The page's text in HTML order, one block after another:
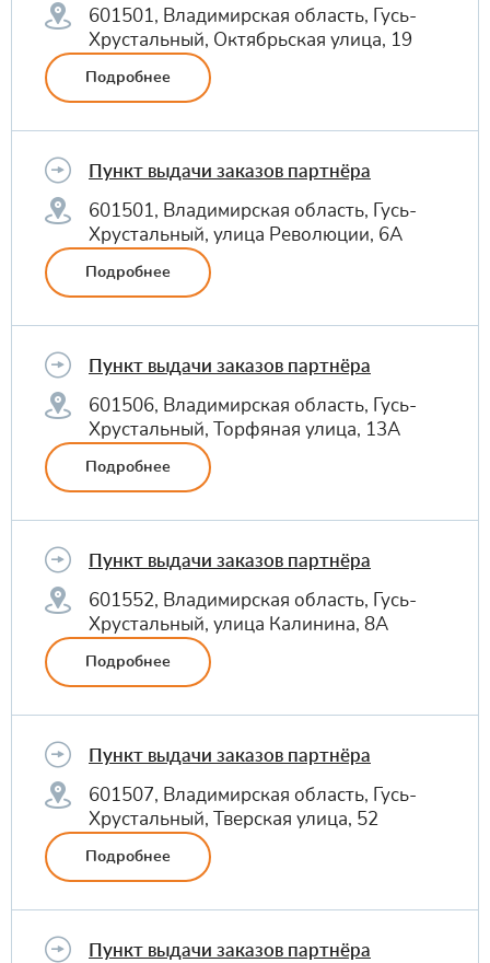
601501, Владимирская область, Гусь-
Хрустальный, Октябрьская улица, 19
Подробнее
Пункт выдачи заказов партнёра
601501, Владимирская область, Гусь-
Хрустальный, улица Революции, 6А
Подробнее
Пункт выдачи заказов партнёра
601506, Владимирская область, Гусь-
Хрустальный, Торфяная улица, 13А
Подробнее
Пункт выдачи заказов партнёра
601552, Владимирская область, Гусь-
Хрустальный, улица Калинина, 8А
Подробнее
Пункт выдачи заказов партнёра
601507, Владимирская область, Гусь-
Хрустальный, Тверская улица, 52
Подробнее
Пункт выдачи заказов партнёра